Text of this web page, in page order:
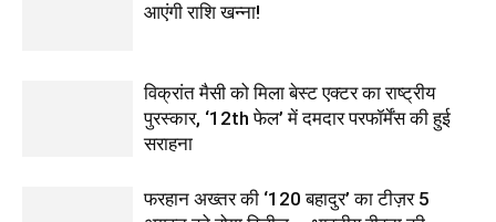
आएंगी राशि खन्ना!
विक्रांत मैसी को मिला बेस्ट एक्टर का राष्ट्रीय
पुरस्कार, ‘12th फेल’ में दमदार परफॉर्मेंस की हुई
सराहना
फरहान अख्तर की ‘120 बहादुर’ का टीज़र 5